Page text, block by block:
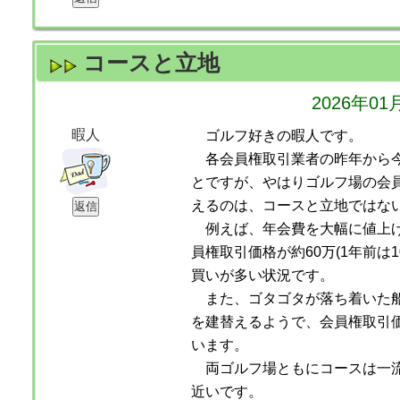
コースと立地
2026年01
暇人
ゴルフ好きの暇人です。
各会員権取引業者の昨年から
とですが、やはりゴルフ場の会
えるのは、コースと立地ではな
例えば、年会費を大幅に値上
員権取引価格が約60万(1年前は
買いが多い状況です。
また、ゴタゴタが落ち着いた
を建替えるようで、会員権取引
います。
両ゴルフ場ともにコースは一
近いです。